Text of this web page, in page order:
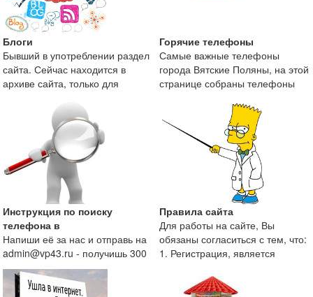
Блоги
Бывший в употреблении раздел
сайта. Сейчас находится в
архиве сайта, только для
Горячие телефоны
Самые важные телефоны
города Вятские Поляны, на этой
странице собраны телефоны
Инструкция по поиску
телефона в
Напиши её за нас и отправь на
admin@vp43.ru - получишь 300
рублей.
Правила сайта
Для работы на сайте, Вы
обязаны согласиться с тем, что:
1. Регистрация, является